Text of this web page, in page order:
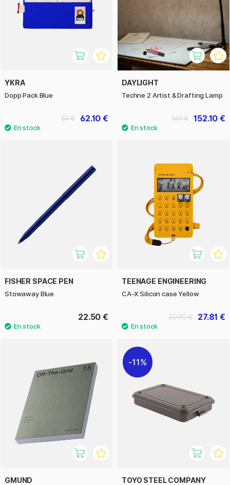
YKRA
Dopp Pack Blue
62.10 €
69 €
DAYLIGHT
Techne 2 Artist & Drafting Lamp
152.10 €
169 €
FISHER SPACE PEN
Stowaway Blue
22.50 €
TEENAGE ENGINEERING
CA-X Silicon case Yellow
27.81 €
30.90 €
GMUND
11%
TOYO STEEL COMPANY